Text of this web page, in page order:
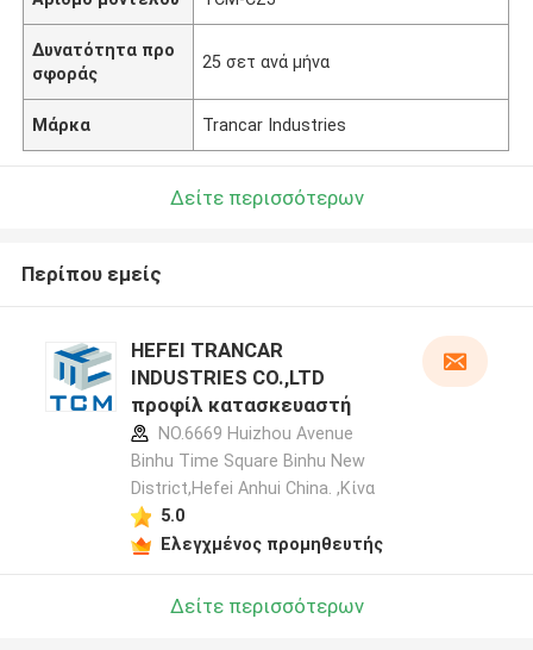
Δυνατότητα προ
σφοράς
25 σετ ανά μήνα
Μάρκα Trancar Industries
Δείτε περισσότερων
Περίπου εμείς
HEFEI TRANCAR
INDUSTRIES CO.,LTD
προφίλ κατασκευαστή
NO.6669 Huizhou Avenue
Binhu Time Square Binhu New
District,Hefei Anhui China. ,Κίνα
5.0
Ελεγχμένος προμηθευτής
Δείτε περισσότερων